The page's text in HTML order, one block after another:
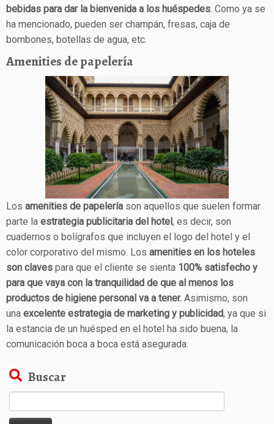
bebidas para dar la bienvenida a los huéspedes. Como ya se
ha mencionado, pueden ser champán, fresas, caja de
bombones, botellas de agua, etc.
Amenities de papelería
Los amenities de papelería son aquellos que suelen formar
parte la estrategia publicitaria del hotel, es decir, son
cuadernos o bolígrafos que incluyen el logo del hotel y el
color corporativo del mismo. Los amenities en los hoteles
son claves para que el cliente se sienta 100% satisfecho y
para que vaya con la tranquilidad de que al menos los
productos de higiene personal va a tener. Asimismo, son
una excelente estrategia de marketing y publicidad, ya que si
la estancia de un huésped en el hotel ha sido buena, la
comunicación boca a boca está asegurada.
Buscar